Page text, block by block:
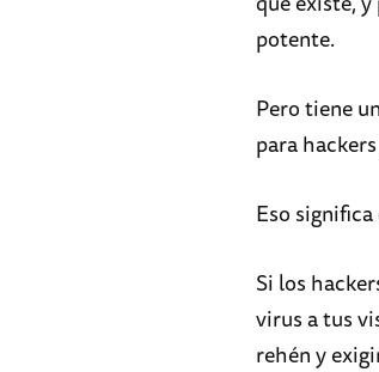
potente.
Pero tiene
para
Eso
Si los
virus a tus
rehén y